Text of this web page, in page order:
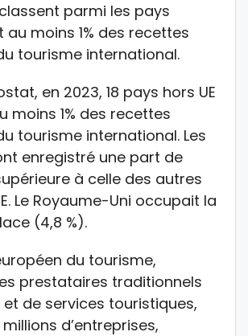
parmi les pays
moins 1% des recettes
tourisme international.
en 2023, 18 pays hors UE
moins 1% des recettes
tourisme international. Les
enregistré une part de
à celle des autres
Le Royaume-Uni occupait la
(4,8 %).
du tourisme,
prestataires traditionnels
de services touristiques,
d’entreprises,